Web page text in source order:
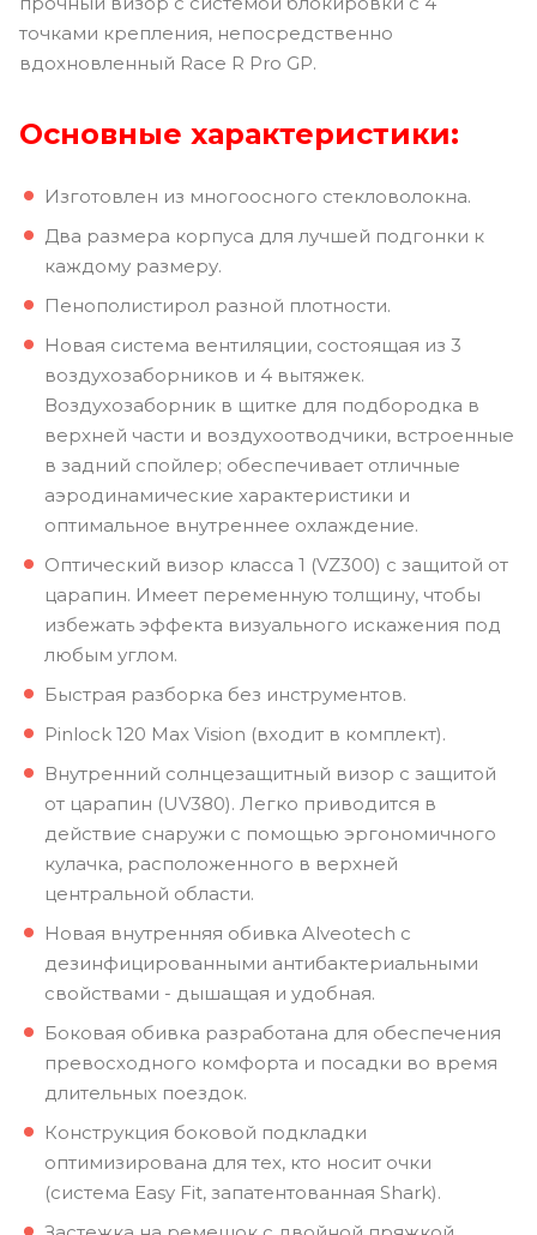
точками крепления, непосредственно
вдохновленный Race R Pro GP.
Основные характеристики:
Изготовлен из многоосного стекловолокна.
Два размера корпуса для лучшей подгонки к
каждому размеру.
Пенополистирол разной плотности.
Новая система вентиляции, состоящая из 3
воздухозаборников и 4 вытяжек.
Воздухозаборник в щитке для подбородка в
верхней части и воздухоотводчики, встроенные
в задний спойлер; обеспечивает отличные
аэродинамические характеристики и
оптимальное внутреннее охлаждение.
Оптический визор класса 1 (VZ300) с защитой от
царапин. Имеет переменную толщину, чтобы
избежать эффекта визуального искажения под
любым углом.
Быстрая разборка без инструментов.
Pinlock 120 Max Vision (входит в комплект).
Внутренний солнцезащитный визор с защитой
от царапин (UV380). Легко приводится в
действие снаружи с помощью эргономичного
кулачка, расположенного в верхней
центральной области.
Новая внутренняя обивка Alveotech с
дезинфицированными антибактериальными
свойствами - дышащая и удобная.
Боковая обивка разработана для обеспечения
превосходного комфорта и посадки во время
длительных поездок.
Конструкция боковой подкладки
оптимизирована для тех, кто носит очки
(система Easy Fit, запатентованная Shark).